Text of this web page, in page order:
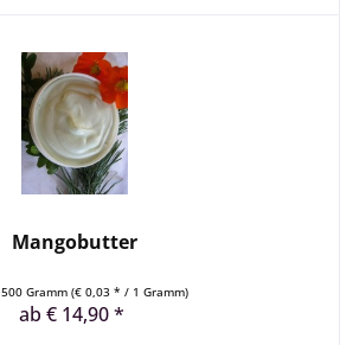
Mangobutter
500 Gramm (€ 0,03 * / 1 Gramm)
ab € 14,90 *